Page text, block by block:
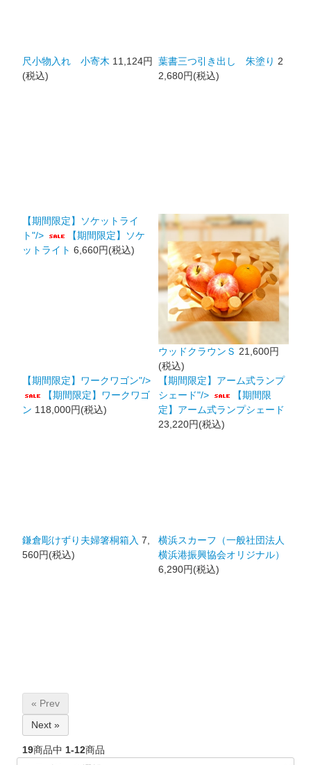
尺小物入れ 小寄木 11,124円
(税込)
葉書三つ引き出し 朱塗り 2
2,680円(税込)
【期間限定】ソケットライ
ト"/>
【期間限定】ソケ
ットライト 6,660円(税込)
ウッドクラウンＳ 21,600円
(税込)
【期間限定】ワークワゴン"/>
【期間限定】ワークワゴ
ン 118,000円(税込)
【期間限定】アーム式ランプ
シェード"/>
【期間限
定】アーム式ランプシェード
23,220円(税込)
鎌倉彫けずり夫婦箸桐箱入 7,
560円(税込)
横浜スカーフ（一般社団法人
横浜港振興協会オリジナル）
6,290円(税込)
« Prev
Next »
19商品中 1-12商品